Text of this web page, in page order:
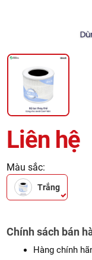
Liên hệ
Màu sắc:
Trắng
Chính sách bán
Hàng chính